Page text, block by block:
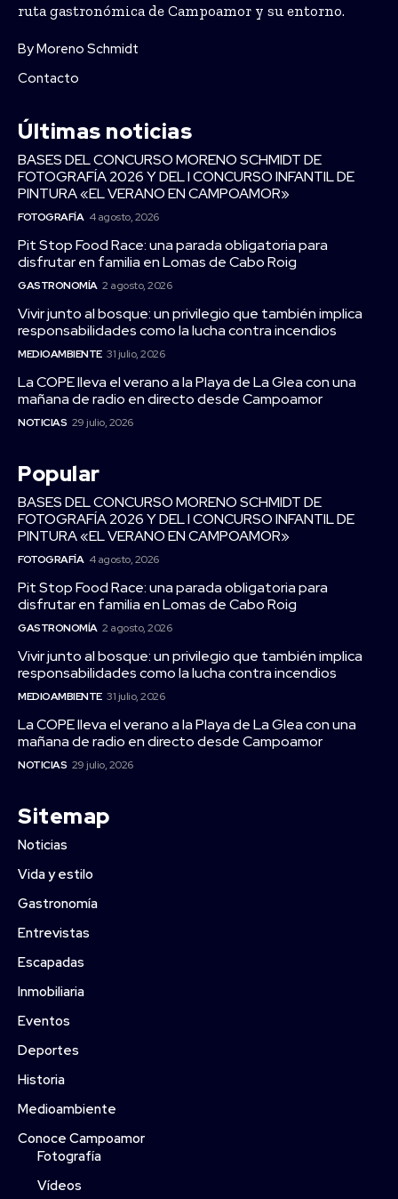
ruta gastronómica de Campoamor y su entorno.
By Moreno Schmidt
Contacto
Últimas noticias
BASES DEL CONCURSO MORENO SCHMIDT DE
FOTOGRAFÍA 2026 Y DEL I CONCURSO INFANTIL DE
PINTURA «EL VERANO EN CAMPOAMOR»
FOTOGRAFÍA 4 agosto, 2026
Pit Stop Food Race: una parada obligatoria para
disfrutar en familia en Lomas de Cabo Roig
GASTRONOMÍA 2 agosto, 2026
Vivir junto al bosque: un privilegio que también implica
responsabilidades como la lucha contra incendios
MEDIOAMBIENTE 31 julio, 2026
La COPE lleva el verano a la Playa de La Glea con una
mañana de radio en directo desde Campoamor
NOTICIAS 29 julio, 2026
Popular
BASES DEL CONCURSO MORENO SCHMIDT DE
FOTOGRAFÍA 2026 Y DEL I CONCURSO INFANTIL DE
PINTURA «EL VERANO EN CAMPOAMOR»
FOTOGRAFÍA 4 agosto, 2026
Pit Stop Food Race: una parada obligatoria para
disfrutar en familia en Lomas de Cabo Roig
GASTRONOMÍA 2 agosto, 2026
Vivir junto al bosque: un privilegio que también implica
responsabilidades como la lucha contra incendios
MEDIOAMBIENTE 31 julio, 2026
La COPE lleva el verano a la Playa de La Glea con una
mañana de radio en directo desde Campoamor
NOTICIAS 29 julio, 2026
Sitemap
Noticias
Vida y estilo
Gastronomía
Entrevistas
Escapadas
Inmobiliaria
Eventos
Deportes
Historia
Medioambiente
Conoce Campoamor
Fotografía
Vídeos